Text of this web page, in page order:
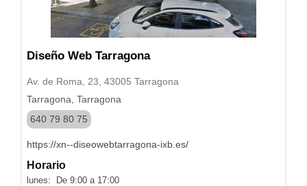
Diseño Web Tarragona
Av. de Roma, 23, 43005 Tarragona
Tarragona, Tarragona
640 79 80 75
https://xn--diseowebtarragona-ixb.es/
Horario
lunes: De 9:00 a 17:00